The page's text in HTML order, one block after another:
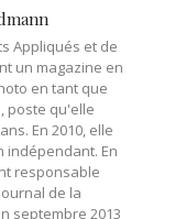
Appliqués et de
un magazine en
en tant que
poste qu'elle
En 2010, elle
indépendant. En
responsable
de la
septembre 2013